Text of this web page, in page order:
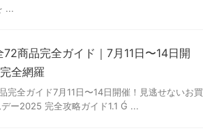
...
商品完全ガイド｜7月11日〜14日開
全網羅
全ガイド7月11日〜14日開催！見逃せないお買
ー2025 完全攻略ガイド1.1 Ǵ ...